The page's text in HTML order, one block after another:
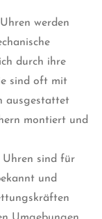
werden
durch ihre
sind oft mit
ausgestattet
montiert und
Uhren sind für
und